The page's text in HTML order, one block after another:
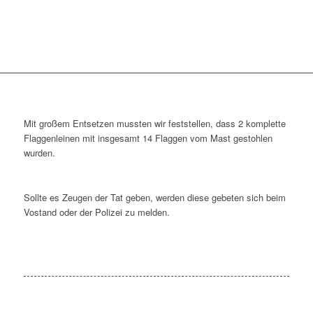
Mit großem Entsetzen mussten wir feststellen, dass 2 komplette
Flaggenleinen mit insgesamt 14 Flaggen vom Mast gestohlen
wurden.
Sollte es Zeugen der Tat geben, werden diese gebeten sich beim
Vostand oder der Polizei zu melden.